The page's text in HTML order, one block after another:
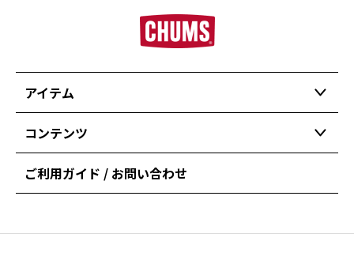
アイテム
コンテンツ
ご利用ガイド / お問い合わせ